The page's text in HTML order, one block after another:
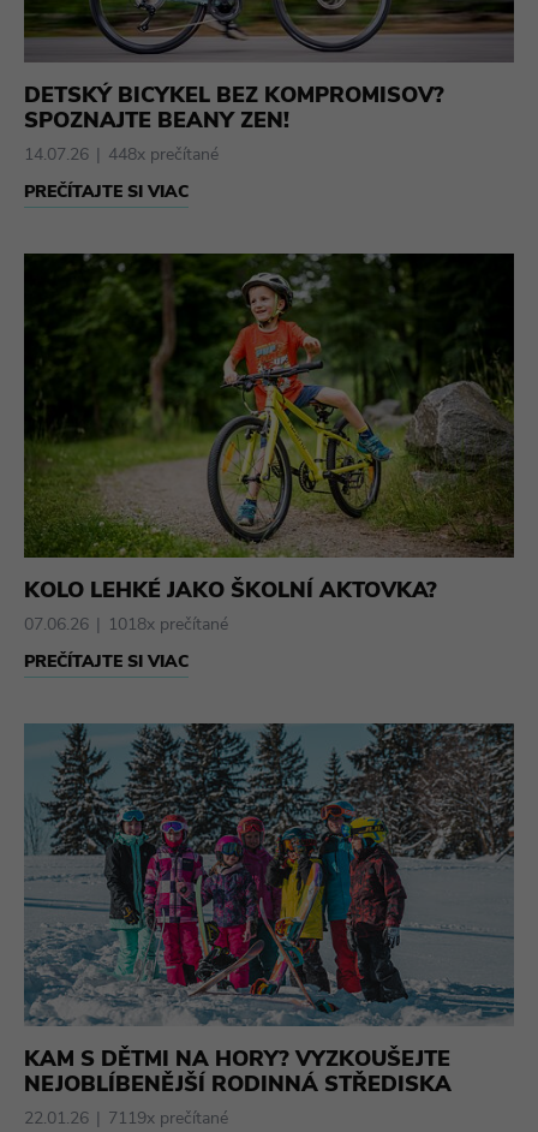
DETSKÝ BICYKEL BEZ KOMPROMISOV?
SPOZNAJTE BEANY ZEN!
14.07.26 448x prečítané
PREČÍTAJTE SI VIAC
KOLO LEHKÉ JAKO ŠKOLNÍ AKTOVKA?
07.06.26 1018x prečítané
PREČÍTAJTE SI VIAC
KAM S DĚTMI NA HORY? VYZKOUŠEJTE
NEJOBLÍBENĚJŠÍ RODINNÁ STŘEDISKA
22.01.26 7119x prečítané